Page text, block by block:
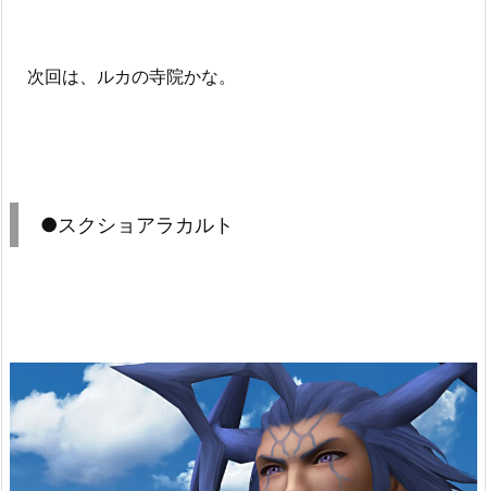
次回は、ルカの寺院かな。
●スクショアラカルト